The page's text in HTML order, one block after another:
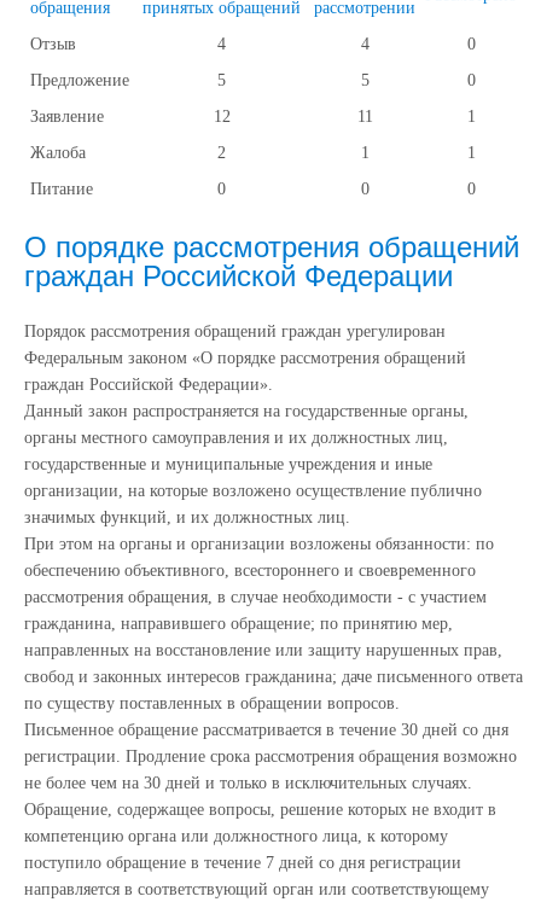
обращения
принятых обращений
рассмотрении
Отзыв 4 4
0
Предложение
5 5
0
Заявление
12 11
1
Жалоба
2 1
1
Питание
0 0 0
О порядке рассмотрения обращений
граждан Российской Федерации
Порядок рассмотрения обращений граждан урегулирован
Федеральным законом «О порядке рассмотрения обращений
граждан Российской Федерации».
Данный закон распространяется на государственные органы,
органы местного самоуправления и их должностных лиц,
государственные и муниципальные учреждения и иные
организации, на которые возложено осуществление публично
значимых функций, и их должностных лиц.
При этом на органы и организации возложены обязанности: по
обеспечению объективного, всестороннего и своевременного
рассмотрения обращения, в случае необходимости - с участием
гражданина, направившего обращение; по принятию мер,
направленных на восстановление или защиту нарушенных прав,
свобод и законных интересов гражданина; даче письменного ответа
по существу поставленных в обращении вопросов.
Письменное обращение рассматривается в течение 30 дней со дня
регистрации. Продление срока рассмотрения обращения возможно
не более чем на 30 дней и только в исключительных случаях.
Обращение, содержащее вопросы, решение которых не входит в
компетенцию органа или должностного лица, к которому
поступило обращение в течение 7 дней со дня регистрации
направляется в соответствующий орган или соответствующему